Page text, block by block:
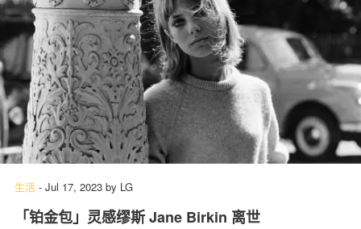
生活 - Jul 17, 2023 by LG
「铂金包」灵感缪斯 Jane Birkin 离世